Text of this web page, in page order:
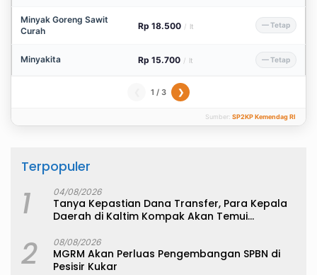
Minyak Goreng Sawit
Curah
Rp 18.500 / lt — Tetap
Minyakita Rp 15.700 / lt — Tetap
1 / 3 ❯
Sumber: SP2KP Kemendag RI
Terpopuler
1 04/08/2026
Tanya Kepastian Dana Transfer, Para Kepala
Daerah di Kaltim Kompak Akan Temui
2 08/08/2026
MGRM Akan Perluas Pengembangan SPBN di
Pesisir Kukar